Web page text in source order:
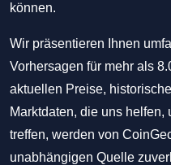
können.
Wir präsentieren Ihnen
Vorhersagen für mehr als
aktuellen Preise,
Marktdaten, die uns helfen,
treffen, werden von
unabhängigen Quelle